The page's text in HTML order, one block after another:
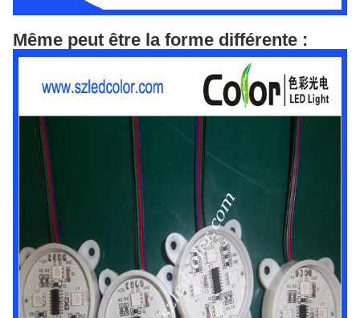
Même peut être la forme différente :